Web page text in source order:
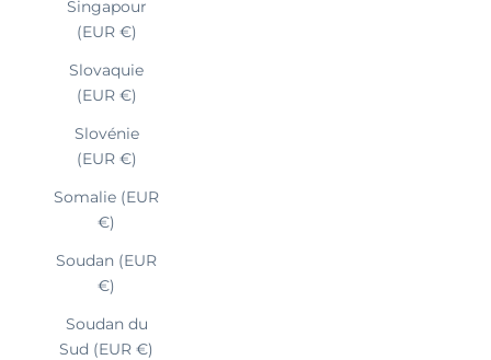
Singapour
(EUR €)
Slovaquie
(EUR €)
Slovénie
(EUR €)
Somalie (EUR
€)
Soudan (EUR
€)
Soudan du
Sud (EUR €)